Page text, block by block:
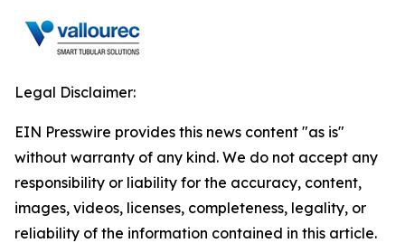
Legal Disclaimer:
EIN Presswire provides this news content "as is"
without warranty of any kind. We do not accept any
responsibility or liability for the accuracy, content,
images, videos, licenses, completeness, legality, or
reliability of the information contained in this article.